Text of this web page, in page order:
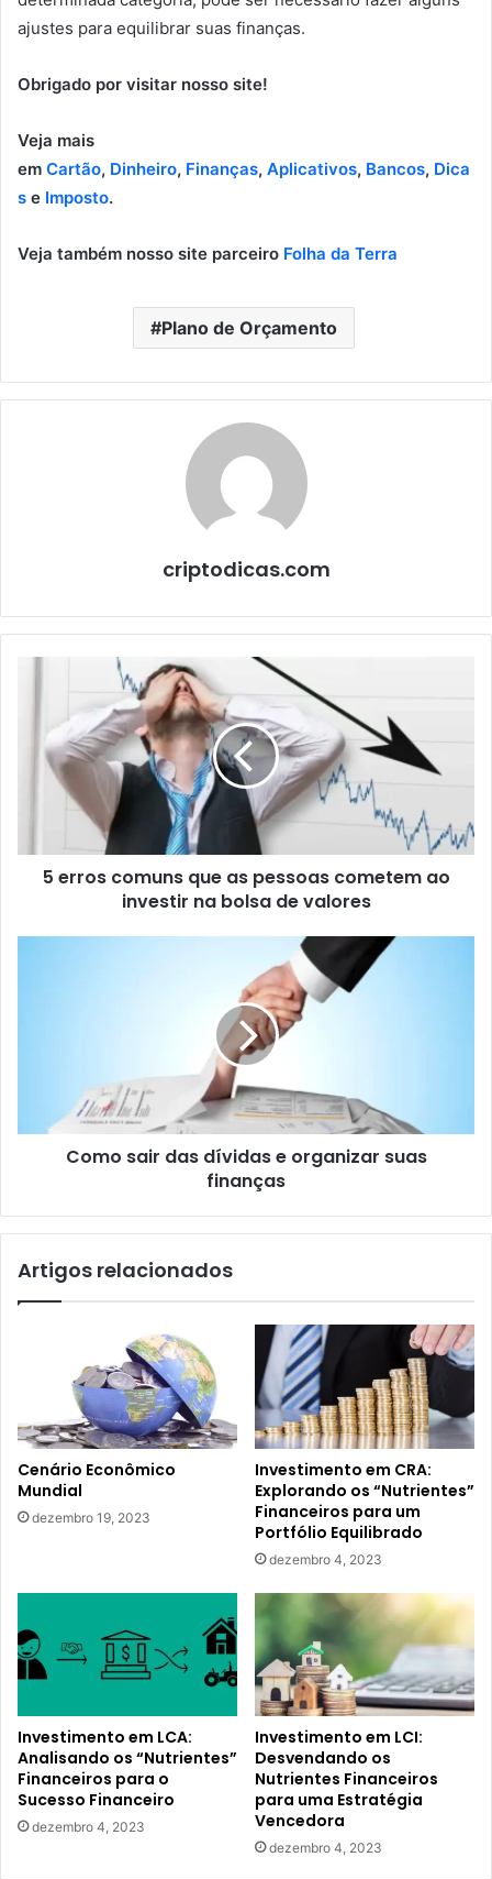
ajustes para equilibrar suas finanças.
Obrigado por visitar nosso site!
Veja mais
em Cartão, Dinheiro, Finanças, Aplicativos, Bancos, Dica
s e Imposto.
Veja também nosso site parceiro Folha da Terra
Plano de Orçamento
criptodicas.com
pessoas
cometem
investir
5 erros comuns que as pessoas cometem ao
investir na bolsa de valores
finanças
Como sair das dívidas e organizar suas
finanças
Artigos relacionados
Cenário Econômico
Mundial
dezembro 19, 2023
Investimento em CRA:
Explorando os “Nutrientes”
Financeiros para um
Portfólio Equilibrado
dezembro 4, 2023
Investimento em LCA:
Analisando os “Nutrientes”
Financeiros para o
Sucesso Financeiro
dezembro 4, 2023
Investimento em LCI:
Desvendando os
Nutrientes Financeiros
para uma Estratégia
Vencedora
dezembro 4, 2023